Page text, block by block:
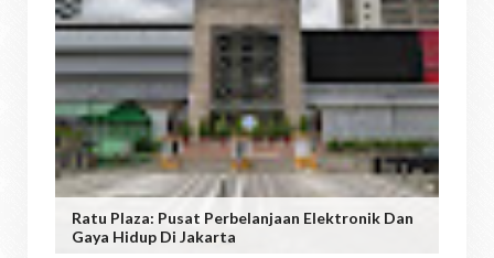
Ratu Plaza: Pusat Perbelanjaan Elektronik Dan
Gaya Hidup Di Jakarta